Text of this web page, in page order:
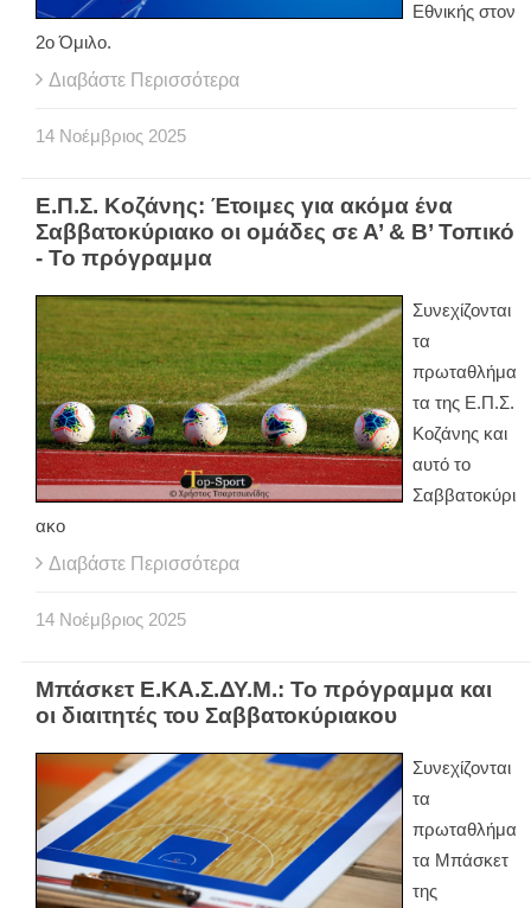
Εθνικής στον
2ο Όμιλο.
Διαβάστε Περισσότερα
14 Νοέμβριος 2025
Ε.Π.Σ. Κοζάνης: Έτοιμες για ακόμα ένα
Σαββατοκύριακο οι ομάδες σε Α’ & Β’ Τοπικό
- Το πρόγραμμα
Συνεχίζονται
τα
πρωταθλήμα
τα της Ε.Π.Σ.
Κοζάνης και
αυτό το
Σαββατοκύρι
ακο
Διαβάστε Περισσότερα
14 Νοέμβριος 2025
Μπάσκετ Ε.ΚΑ.Σ.ΔΥ.Μ.: Το πρόγραμμα και
οι διαιτητές του Σαββατοκύριακου
Συνεχίζονται
τα
πρωταθλήμα
τα Μπάσκετ
της